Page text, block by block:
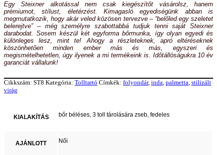
Egy Steixner alkotással nem csak kiegészítőt vásárolsz, hanem
prémiumot, stílust, életérzést. Kimagasló egyediségünk abban is
megmutatkozik, hogy akár veled közösen tervezve – “belőled egy szeletet
belerejtve” – még személyre szabottabbá tudjuk tenni saját Steixner
darabodat. Sosem készül két egyforma bőrmunka, így olyan egyedi és
különleges lesz, mint te! Ahogy a részleteknek, apró eltéréseknek
köszönhetően minden ember más és más, egyszeri és
megismételhetetlen, úgy ilyenek a mi termékeink is. Időtállóságukra 10 év
garanciát vállalunk!
Cikkszám: ST8 Kategória: Tolltartó Címkék: folyondár, inda, palmetta, stilizált
virág
KIALAKÍTÁS bőr béléses, 3 toll tárolására zseb, fedeles
AJÁNLOTT Női